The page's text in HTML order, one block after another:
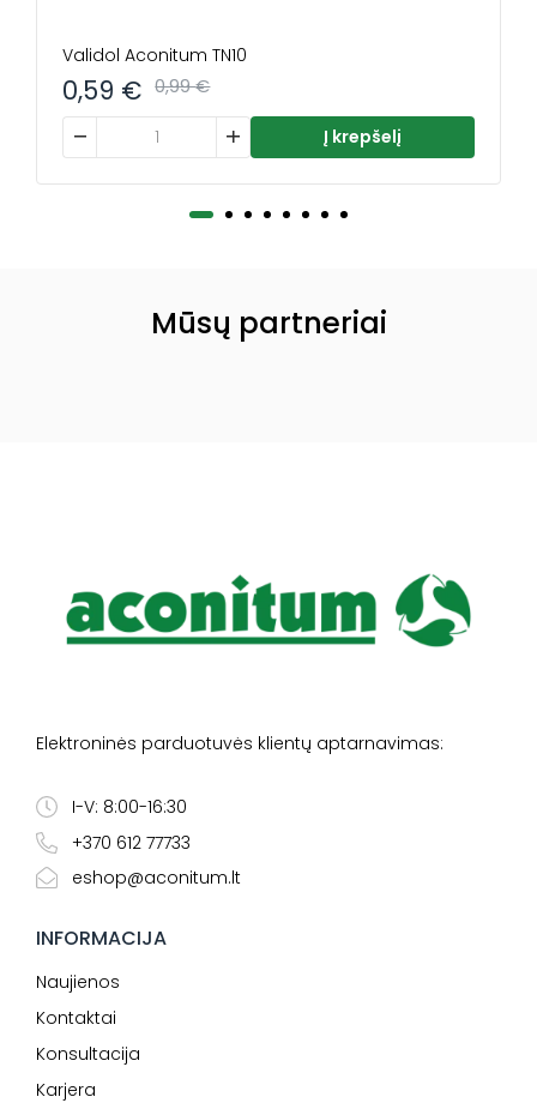
Validol Aconitum TN10
0,99€
0,59 €
produkto kiekis: Validol Aconitum TN10
Į krepšelį
Mūsų partneriai
Elektroninės parduotuvės klientų aptarnavimas:
I-V: 8:00-16:30
+370 612 77733
eshop@aconitum.lt
INFORMACIJA
Naujienos
Kontaktai
Konsultacija
Karjera